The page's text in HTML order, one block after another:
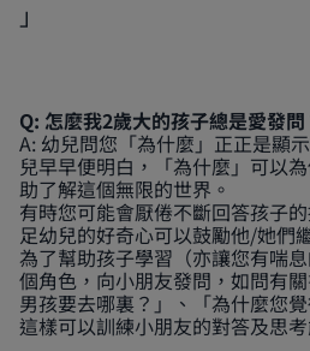
Q: 怎麼我2歲大的孩子總是愛發問
A: 幼兒問您「為什麼」正正是顯
兒早早便明白，「為什麼」可以
助了解這個無限的世界。
有時您可能會厭倦不斷回答孩子
足幼兒的好奇心可以鼓勵他/她們
為了幫助孩子學習（亦讓您有喘
個角色，向小朋友發問，如問有
男孩要去哪裏？」、「為什麼您
這樣可以訓練小朋友的對答及思考